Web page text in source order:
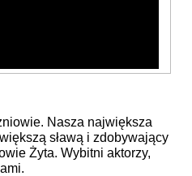
Nasza największa
sławą i zdobywający
Żyta. Wybitni aktorzy,